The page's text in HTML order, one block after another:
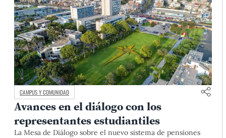
CAMPUS Y COMUNIDAD
Avances en el diálogo con los
representantes estudiantiles
La Mesa de Diálogo sobre el nuevo sistema de pensiones